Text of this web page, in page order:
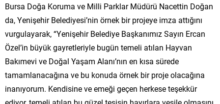
Bursa Doğa Koruma ve Milli Parklar Müdürü Nacettin Doğan
da, Yenişehir Belediyesi’nin örnek bir projeye imza attığını
vurgulayarak, “Yenişehir Belediye Başkanımız Sayın Ercan
Özel’in büyük gayretleriyle bugün temeli atılan Hayvan
Bakımevi ve Doğal Yaşam Alanı’nın en kısa sürede
tamamlanacağına ve bu konuda örnek bir proje olacağına
inanıyorum. Kendisine ve emeği geçen herkese teşekkür